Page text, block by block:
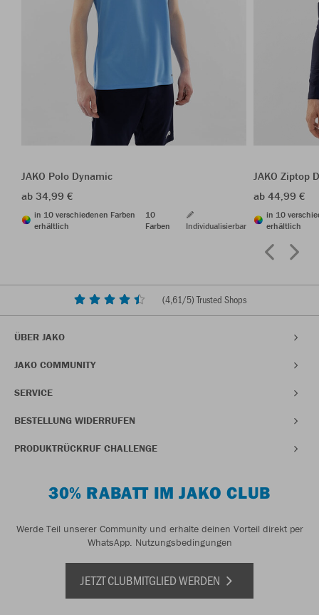
JAKO Polo Dynamic
ab 34,99 €
in 10 verschiedenen Farben
erhältlich
10
Farben
Individualisierbar
JAKO Ziptop
ab 44,99 €
in 10
erhältlich
(4,61/5) Trusted Shops
ÜBER JAKO
JAKO COMMUNITY
SERVICE
BESTELLUNG WIDERRUFEN
PRODUKTRÜCKRUF CHALLENGE
30% RABATT IM JAKO CLUB
Werde Teil unserer Community und erhalte deinen Vorteil direkt per
WhatsApp. Nutzungsbedingungen
JETZT CLUBMITGLIED WERDEN